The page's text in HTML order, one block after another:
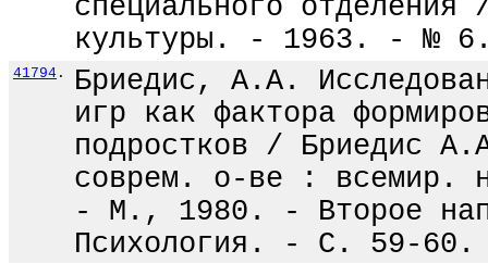
специального
культуры. - 1963. - №
41794 .
Бриедис, А.А.
игр как фактора
подростков / Бриедис
соврем. о-ве : всемир.
- М., 1980. - Второе
Психология. - С. 59-60.